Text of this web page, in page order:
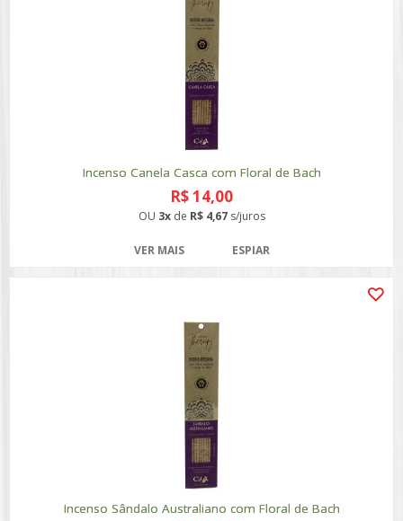
Incenso Canela Casca com Floral de Bach
R$ 14,00
OU 3xde R$ 4,67s/juros
VER MAIS ESPIAR
Incenso Sândalo Australiano com Floral de Bach